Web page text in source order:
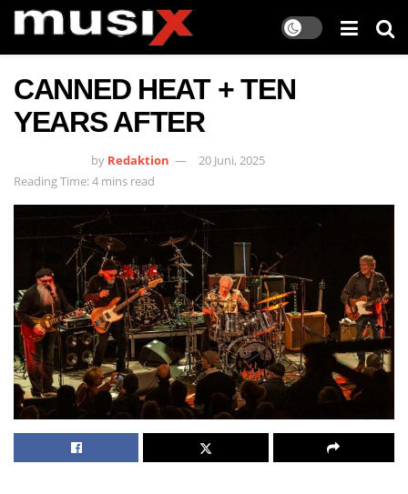
CANNED HEAT + TEN
YEARS AFTER
by Redaktion
20 Juni, 2025
Reading Time: 4 mins read